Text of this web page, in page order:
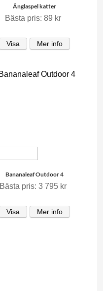
Änglaspel katter
Bästa pris: 89 kr
Visa Mer info
Bananaleaf Outdoor 4
Bästa pris: 3 795 kr
Visa Mer info